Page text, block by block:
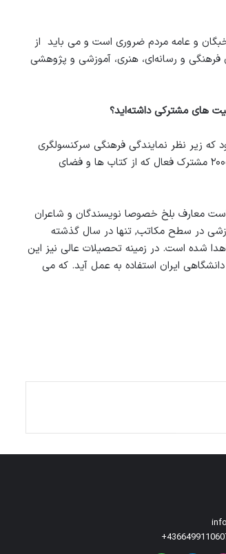
و عامه مردم ضروری است و می باید از
و رسانه‌ای، هنری، آموزشی و پژوهشی
های مشترکی داشته‌اید؟
که زیر نظر نمایندگی فرهنگی سرکنسولگری
جمهوری اسلامی در مزارشریف اداره می شود. این کتابخانه دارای ۲۰۰۰۰ جلد کتاب و بیش از ۲۰۰۰ مشترک فعال که از کتاب ها و فضای
معارف بلخ خصوصا نویسندگان و شاعران
در سطح مکاتب, تنها در سال گذشته
شده است. در زمینه تحصیلات عالی نیز این
ایران استفاده به عمل آید. که می